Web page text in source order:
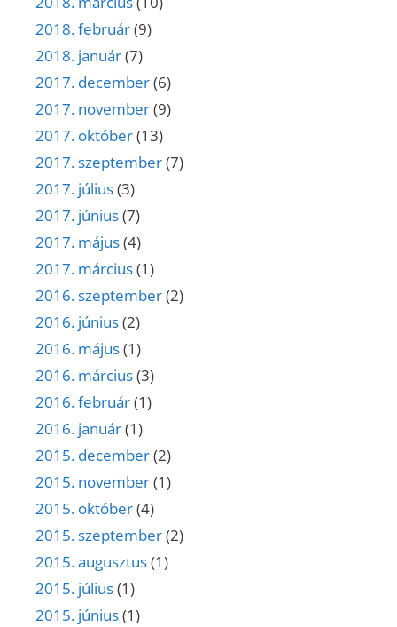
2018. február(9)
2018. január(7)
2017. december(6)
2017. november(9)
2017. október(13)
2017. szeptember(7)
2017. július(3)
2017. június(7)
2017. május(4)
2017. március(1)
2016. szeptember(2)
2016. június(2)
2016. május(1)
2016. március(3)
2016. február(1)
2016. január(1)
2015. december(2)
2015. november(1)
2015. október(4)
2015. szeptember(2)
2015. augusztus(1)
2015. július(1)
2015. június(1)